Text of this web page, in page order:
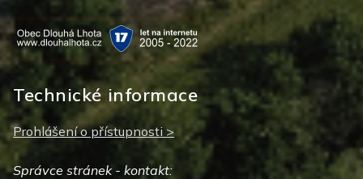
Technické informace
Prohlášení o přístupnosti >
Správce stránek - kontakt: